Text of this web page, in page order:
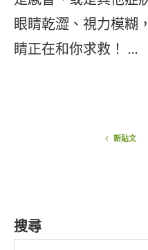
眼睛乾澀、視力模糊
睛正在和你求救！ …
新貼文
搜尋